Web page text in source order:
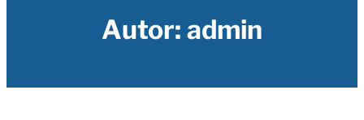
Autor: admin